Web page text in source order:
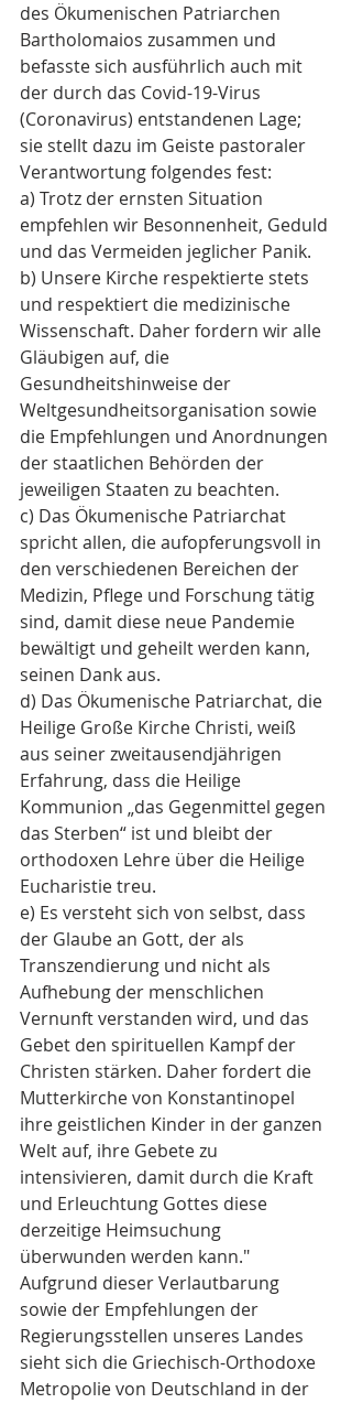
des Ökumenischen Patriarchen
Bartholomaios zusammen und
befasste sich ausführlich auch mit
der durch das Covid-19-Virus
(Coronavirus) entstandenen Lage;
sie stellt dazu im Geiste pastoraler
Verantwortung folgendes fest:
a) Trotz der ernsten Situation
empfehlen wir Besonnenheit, Geduld
und das Vermeiden jeglicher Panik.
b) Unsere Kirche respektierte stets
und respektiert die medizinische
Wissenschaft. Daher fordern wir alle
Gläubigen auf, die
Gesundheitshinweise der
Weltgesundheitsorganisation sowie
die Empfehlungen und Anordnungen
der staatlichen Behörden der
jeweiligen Staaten zu beachten.
c) Das Ökumenische Patriarchat
spricht allen, die aufopferungsvoll in
den verschiedenen Bereichen der
Medizin, Pflege und Forschung tätig
sind, damit diese neue Pandemie
bewältigt und geheilt werden kann,
seinen Dank aus.
d) Das Ökumenische Patriarchat, die
Heilige Große Kirche Christi, weiß
aus seiner zweitausendjährigen
Erfahrung, dass die Heilige
Kommunion „das Gegenmittel gegen
das Sterben“ ist und bleibt der
orthodoxen Lehre über die Heilige
Eucharistie treu.
e) Es versteht sich von selbst, dass
der Glaube an Gott, der als
Transzendierung und nicht als
Aufhebung der menschlichen
Vernunft verstanden wird, und das
Gebet den spirituellen Kampf der
Christen stärken. Daher fordert die
Mutterkirche von Konstantinopel
ihre geistlichen Kinder in der ganzen
Welt auf, ihre Gebete zu
intensivieren, damit durch die Kraft
und Erleuchtung Gottes diese
derzeitige Heimsuchung
überwunden werden kann."
Aufgrund dieser Verlautbarung
sowie der Empfehlungen der
Regierungsstellen unseres Landes
sieht sich die Griechisch-Orthodoxe
Metropolie von Deutschland in der